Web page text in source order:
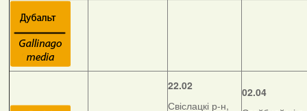
22.02
Свіслацкі р-н,
02.04